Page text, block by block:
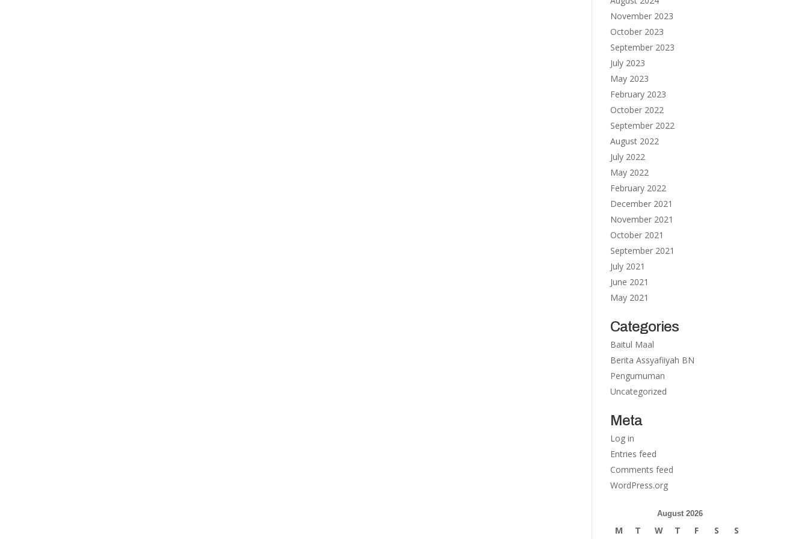
November 2023
October 2023
September 2023
July 2023
May 2023
February 2023
October 2022
September 2022
August 2022
July 2022
May 2022
February 2022
December 2021
November 2021
October 2021
September 2021
July 2021
June 2021
May 2021
Categories
Baitul Maal
Berita Assyafiiyah BN
Pengumuman
Uncategorized
Meta
Log in
Entries feed
Comments feed
WordPress.org
August 2026
M T W T F S S